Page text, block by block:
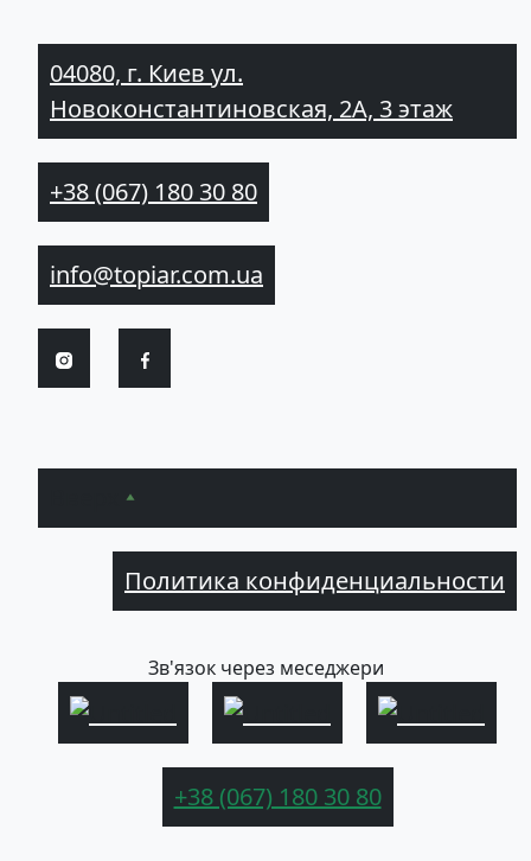
04080, г. Киев ул.
Новоконстантиновская, 2А, 3 этаж
+38 (067) 180 30 80
info@topiar.com.ua
Политика конфиденциальности
Зв'язок через меседжери
+38 (067) 180 30 80